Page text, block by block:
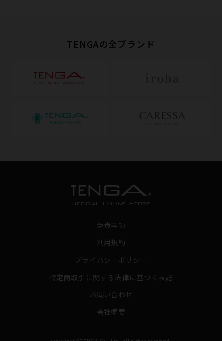
TENGAの全ブランド
免責事項
利用規約
プライバシーポリシー
特定商取引に関する法律に基づく表記
お問い合わせ
会社概要